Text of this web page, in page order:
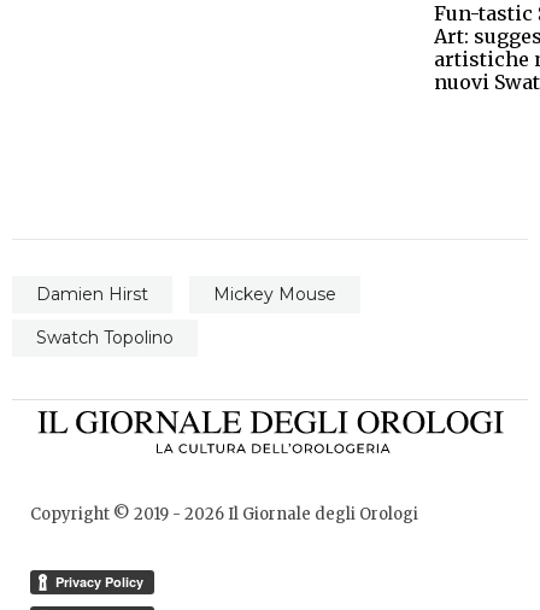
Fun-tastic
Art:
artistiche
nuovi
Damien Hirst
Mickey Mouse
Swatch Topolino
Copyright © 2019 - 2026Il Giornale degli Orologi